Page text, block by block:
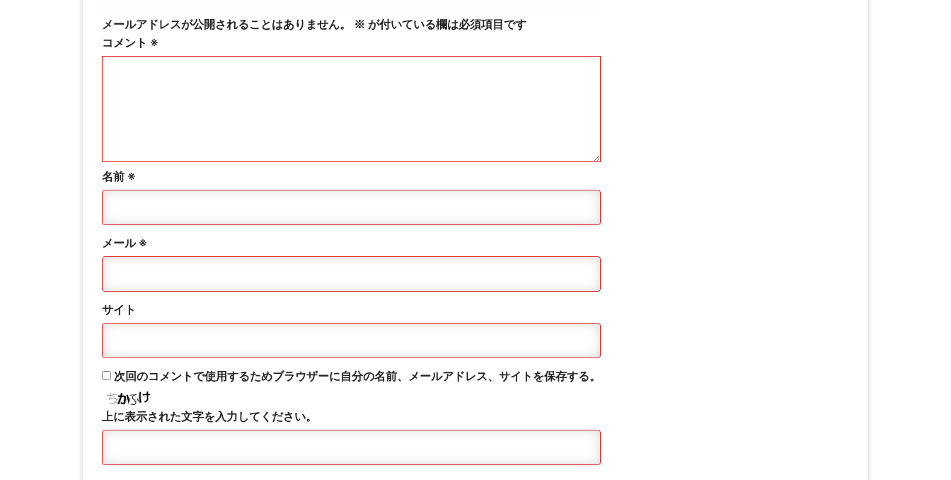
メールアドレスが公開されることはありません。 ※ が付いている欄は必須項目です
コメント ※
名前 ※
メール ※
サイト
次回のコメントで使用するためブラウザーに自分の名前、メールアドレス、サイトを保存する。
上に表示された文字を入力してください。